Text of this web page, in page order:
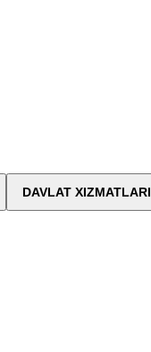
DAVLAT XIZMATLARI